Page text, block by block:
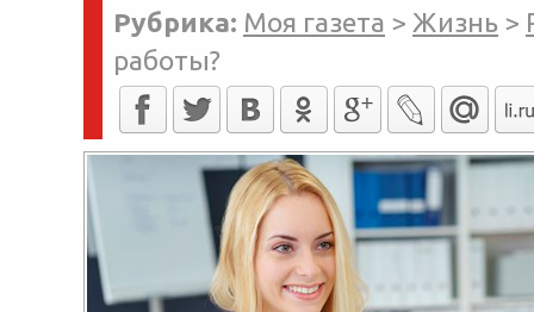
Рубрика: Моя газета > Жизнь >
работы?